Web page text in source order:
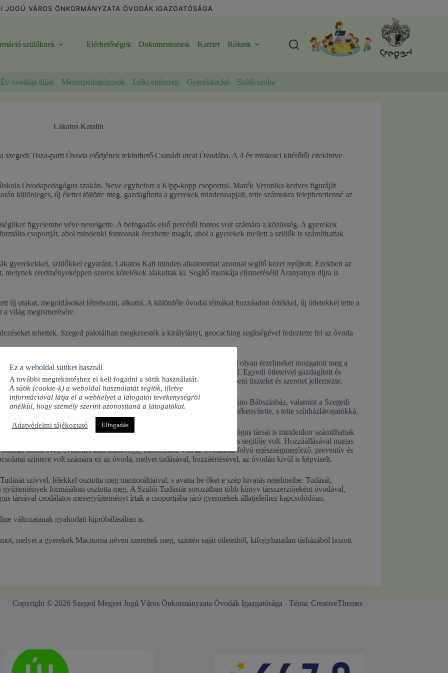
JOGÚ VÁROS ÖNKORMÁNYZATA ÓVODÁK IGAZGATÓSÁGA
szülőknek Elérhetőségek Dokumentumok Karrier Rólunk
Év óvodája díjak Mesterpedagógusok Lelki egészség Gyerekkuckó Szülő szoba
Lakatos Katalin
szegedi Tisza-parti Óvoda elődjének tekinthető Csanádi utcai Óvodába. A 4 év miskolci kitérőtől eltekintve
Óvodapedagógus szakán. Neve egybeforr a Kipp-kopp csoporttal. Marék Veronika kedves figuráját
különleges, új élettel töltötte meg, gazdagította a gyerekek mindennapjait, tette számukra felejthetetlenné az
figyelembe véve nevelgette. A befogadás első percétől fontos volt számára a közösség. A gyerekek
csoportját, ahol mindenki fontosnak érezhette magát, ahol a gyerekek mellett a szülők is számíthattak
gyerekekkel, szülőkkel egyaránt. Lakatos Kati minden alkalommal azonnal segítő kezet nyújtott. Ezekben az
melynek eredményeképpen szoros kötelékek alakultak ki. Segítő munkája elismeréséül Aranyanyu díjra is
új utakat, megoldásokat létrehozni, alkotni. A különféle óvodai témákat hozzáadott értékkel, új ötletekkel tette a
a világ megismerésére.
tehettek. Szeged palotáiban megkeresték a királylányt, geocaching segítségével fedeztette fel az óvoda
ünnepek méltó módon történő megünneplését. Karácsony közeledtével olyan érzelmeket mozgatott meg a
minden gyermek örömmel meg tudott válni legalább egy otthoni játékától. Egyedi ötleteivel gazdagított és
anyák napi ünnepséget. Munkáját mindvégig a gyerekekkel szembeni tisztelet és szeretet jellemezte.
el kell kezdeni. Kapcsolattartóként működött a Kövér Béla és a Truffaldino Bábszínház, valamint a Szegedi
a kulisszák mögé történő bepillantás lehetőségének kihasználásával érzékenyítette, s tette színházlátogatókká.
végezte. Ezt bizonyítja, hogy a gyerekek és a szülők mellett óvodapedagógus társai is mindenkor számíthattak
pályája alatt több szakmai projekt, óvodai program szervezője és segítője volt. Hozzáállásával magas
töltött évei, évtizedei alatt mindvégig elkötelezett volt az óvodában folyó egészségmegőrző, preventív és
színtere volt számára ez az óvoda, melyet tudásával, hozzáértésével, az óvodán kívül is képviselt.
szívvel, lélekkel osztotta meg mentoráltjaival, s avatta be őket e szép hivatás rejtelmeibe. Tudását,
formájában osztotta meg. A Szülői Tudástár sorozatban több könyv társszerzőjeként óvodával,
társával csodálatos mesegyűjteményt írtak a csoportjába járó gyermekek állatjeleihez kapcsolódóan.
változatának gyakorlati kipróbálásában is.
melyet a gyerekek Macitorna néven szerettek meg, szintén saját ötleteiből, kifogyhatatlan tárházából hozott
Copyright © 2026 Szeged Megyei Jogú Város Önkormányzata Óvodák Igazgatósága - Téma:CreativeThemes
Ez a weboldal sütiket használ
A további megtekintéshez el kell fogadni a sütik használatát.
A sütik (cookie-k) a weboldal használatát segítik, illetve
információval látja el a webhelyet a látogatói tevékenységről
anélkül, hogy személy szerint azonosítaná a látogatókat.
Adatvédelmi tájékoztató Elfogadás